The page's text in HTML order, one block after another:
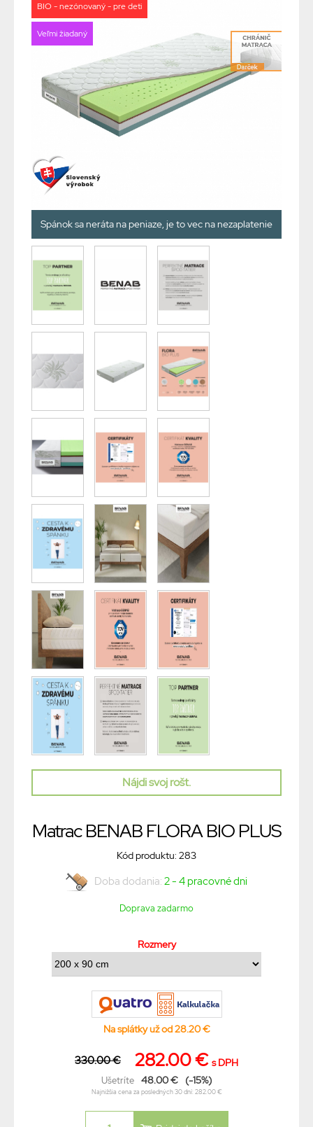
BIO - nezónovaný - pre deti
Veľmi žiadaný
Spánok sa neráta na peniaze, je to vec na nezaplatenie
Nájdi svoj rošt.
Matrac BENAB FLORA BIO PLUS
Kód produktu: 283
Doba dodania: 2 - 4 pracovné dni
Doprava zadarmo
Rozmery
Na splátky už od 28.20 €
330.00 € 282.00 € s DPH
Ušetríte 48.00 € (-15%)
Najnižšia cena za posledných 30 dní: 282.00 €